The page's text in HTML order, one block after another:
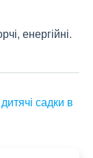
енергійні.
дитячі садки в